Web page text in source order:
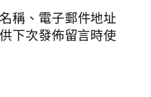
稱、電子郵件地址
下次發佈留言時使